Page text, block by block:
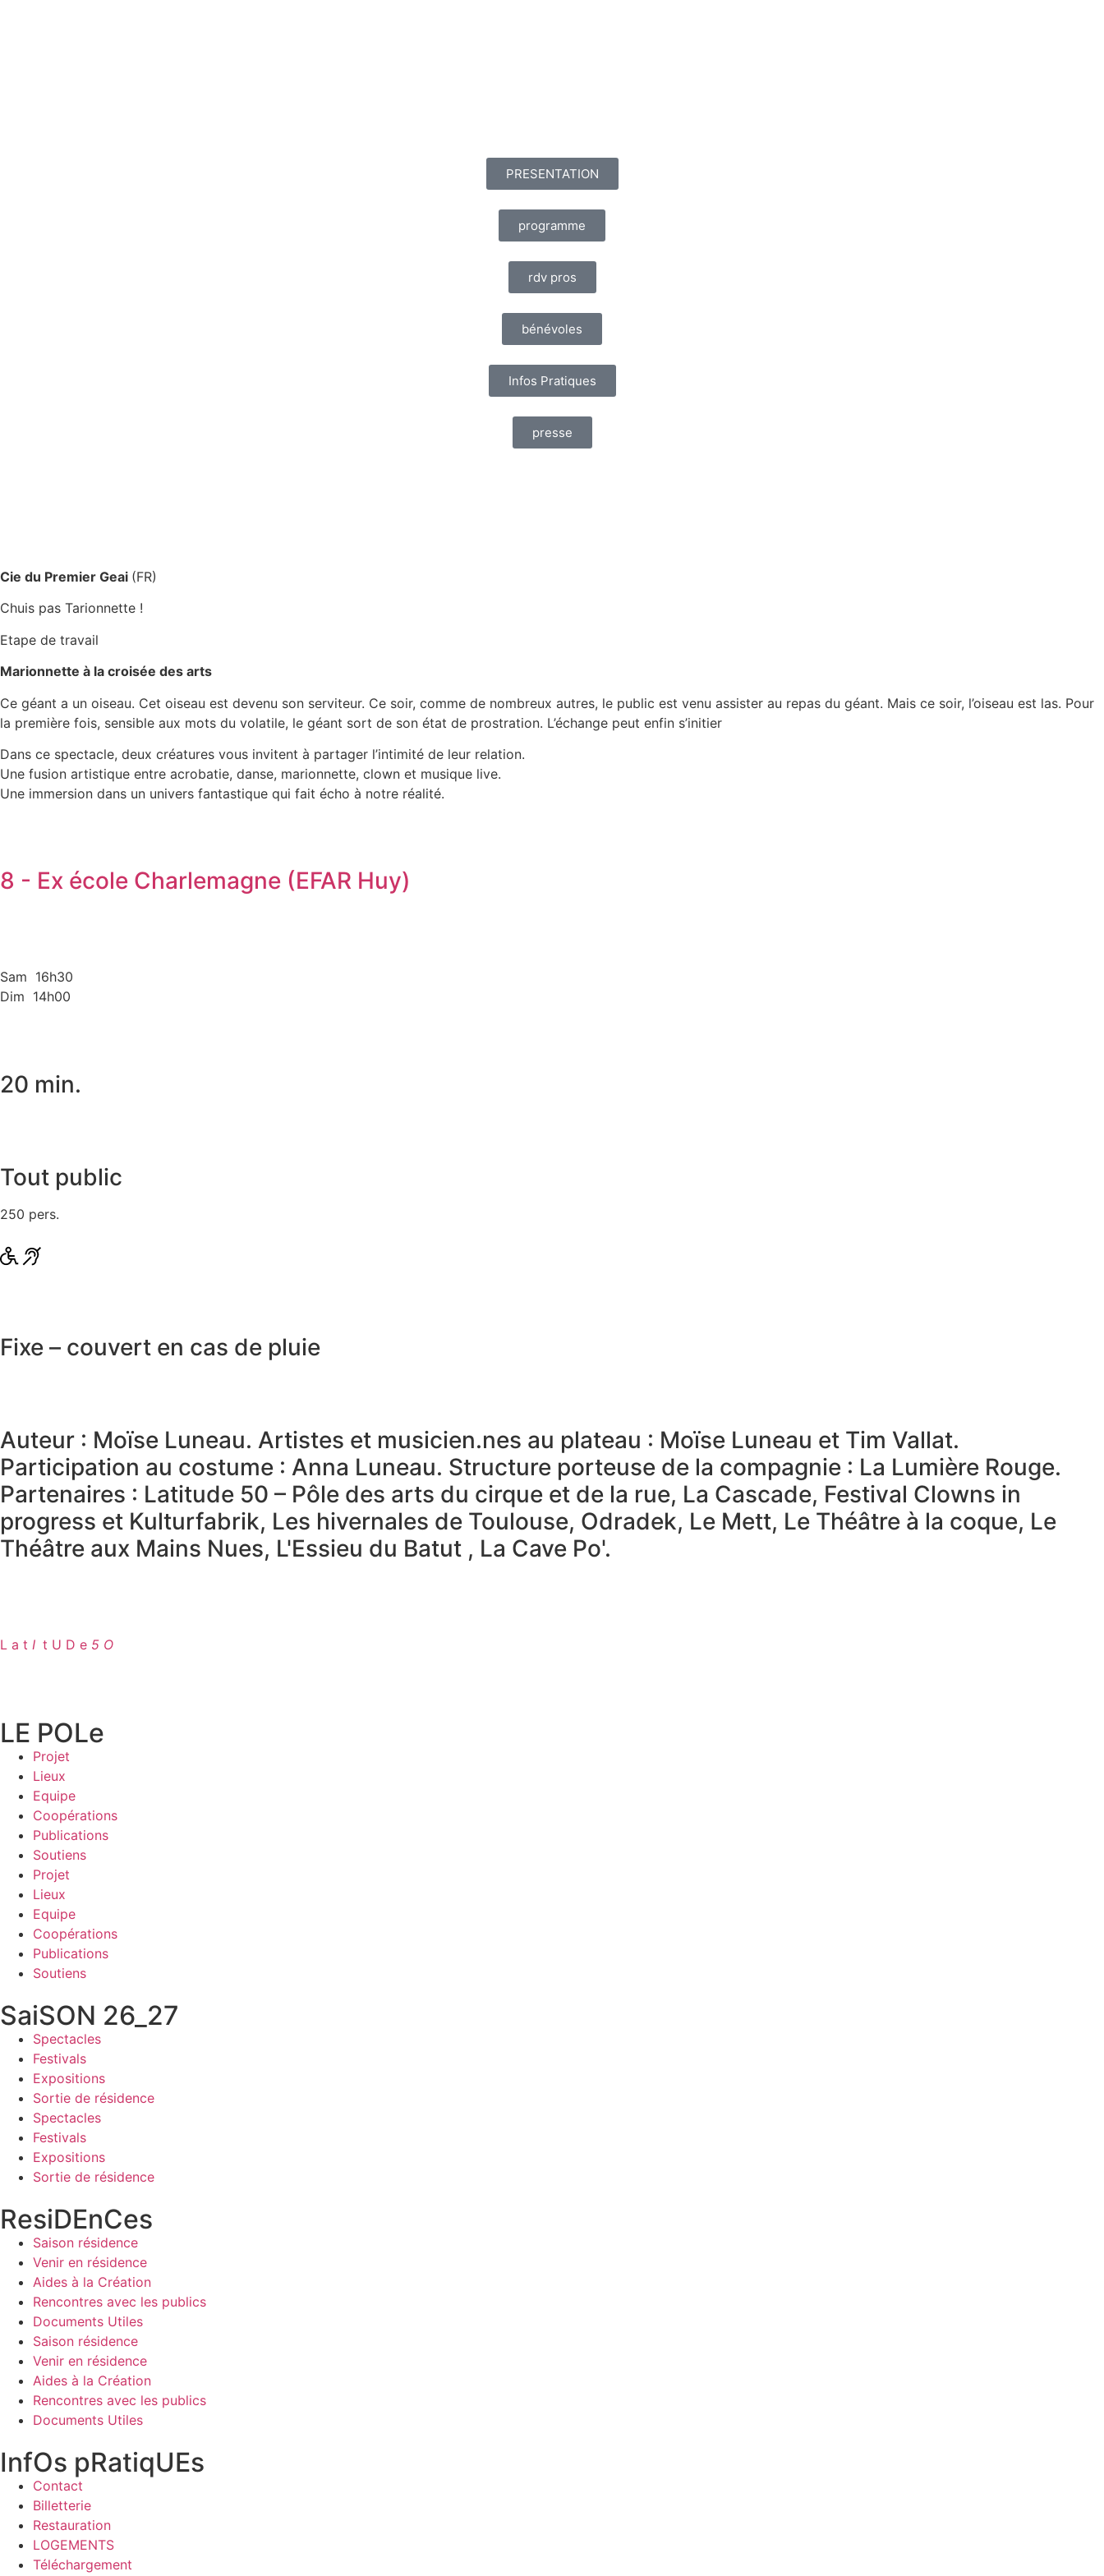
PRESENTATION
programme
rdv pros
bénévoles
Infos Pratiques
presse
Cie du Premier Geai (FR)
Chuis pas Tarionnette !
Etape de travail
Marionnette à la croisée des arts
Ce géant a un oiseau. Cet oiseau est devenu son serviteur. Ce soir, comme de nombreux autres, le public est venu assister au repas du géant. Mais ce soir, l’oiseau est las. Pour
la première fois, sensible aux mots du volatile, le géant sort de son état de prostration. L’échange peut enfin s’initier
Dans ce spectacle, deux créatures vous invitent à partager l’intimité de leur relation.
Une fusion artistique entre acrobatie, danse, marionnette, clown et musique live.
Une immersion dans un univers fantastique qui fait écho à notre réalité.
8 - Ex école Charlemagne (EFAR Huy)
Sam 16h30
Dim 14h00
20 min.
Tout public
250 pers.
Fixe – couvert en cas de pluie
Auteur : Moïse Luneau. Artistes et musicien.nes au plateau : Moïse Luneau et Tim Vallat.
Participation au costume : Anna Luneau. Structure porteuse de la compagnie : La Lumière Rouge.
Partenaires : Latitude 50 – Pôle des arts du cirque et de la rue, La Cascade, Festival Clowns in
progress et Kulturfabrik, Les hivernales de Toulouse, Odradek, Le Mett, Le Théâtre à la coque, Le
Théâtre aux Mains Nues, L'Essieu du Batut , La Cave Po'.
L a t I t U D e 5 O
LE POLe
Projet
Lieux
Equipe
Coopérations
Publications
Soutiens
Projet
Lieux
Equipe
Coopérations
Publications
Soutiens
SaiSON 26_27
Spectacles
Festivals
Expositions
Sortie de résidence
Spectacles
Festivals
Expositions
Sortie de résidence
ResiDEnCes
Saison résidence
Venir en résidence
Aides à la Création
Rencontres avec les publics
Documents Utiles
Saison résidence
Venir en résidence
Aides à la Création
Rencontres avec les publics
Documents Utiles
InfOs pRatiqUEs
Contact
Billetterie
Restauration
LOGEMENTS
Téléchargement